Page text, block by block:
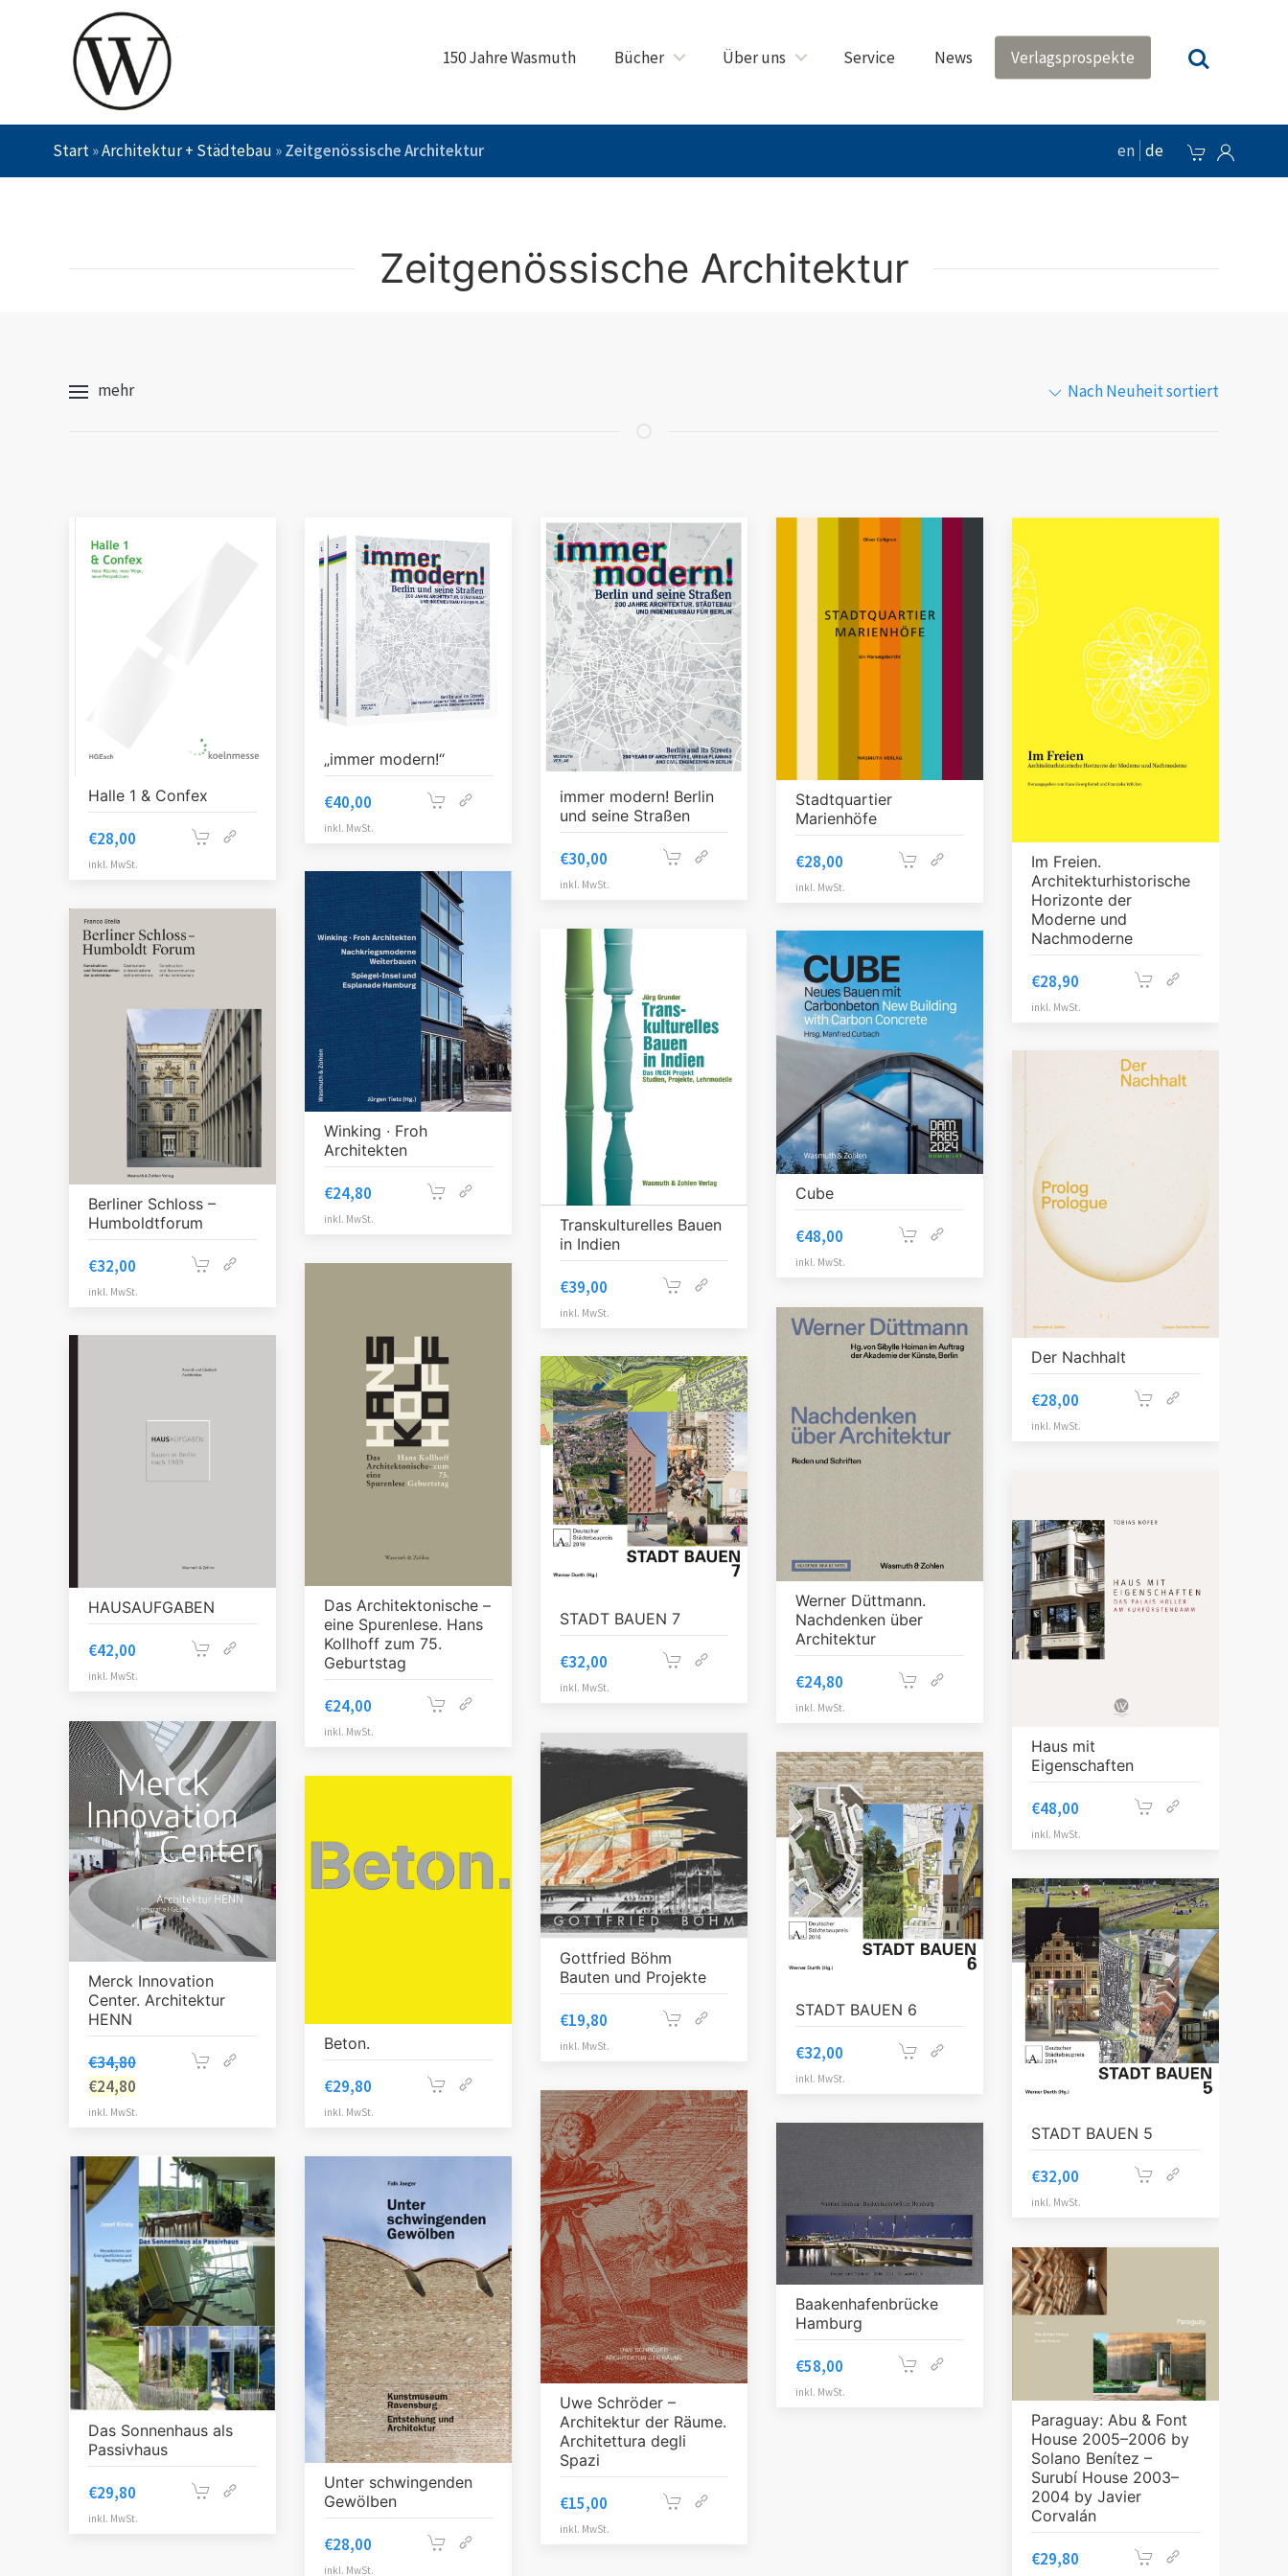
150 Jahre Wasmuth Bücher Über uns Service News Verlagsprospekte
Start»Architektur + Städtebau »Zeitgenössische Architektur en de
Zeitgenössische Architektur
Nach Neuheit sortiert
mehr
Halle 1 & Confex
€28,00
inkl. MwSt.
„immer modern!“
€40,00
inkl. MwSt.
immer modern! Berlin
und seine Straßen
€30,00
inkl. MwSt.
Stadtquartier
Marienhöfe
€28,00
inkl. MwSt.
Im Freien.
Architekturhistorische
Horizonte der
Moderne und
Nachmoderne
€28,90
inkl. MwSt.
Winking ∙ Froh
Architekten
€24,80
inkl. MwSt.
Berliner Schloss –
Humboldtforum
€32,00
inkl. MwSt.
Transkulturelles Bauen
in Indien
€39,00
inkl. MwSt.
Cube
€48,00
inkl. MwSt.
Der Nachhalt
€28,00
inkl. MwSt.
Das Architektonische –
eine Spurenlese. Hans
Kollhoff zum 75.
Geburtstag
€24,00
inkl. MwSt.
Werner Düttmann.
Nachdenken über
Architektur
€24,80
inkl. MwSt.
HAUSAUFGABEN
€42,00
inkl. MwSt.
STADT BAUEN 7
€32,00
inkl. MwSt.
Haus mit
Eigenschaften
€48,00
inkl. MwSt.
Merck Innovation
Center. Architektur
HENN
€34,80
€24,80
inkl. MwSt.
Gottfried Böhm
Bauten und Projekte
€19,80
inkl. MwSt.
STADT BAUEN 6
€32,00
inkl. MwSt.
Beton.
€29,80
inkl. MwSt.
STADT BAUEN 5
€32,00
inkl. MwSt.
Uwe Schröder –
Architektur der Räume.
Architettura degli
Spazi
€15,00
inkl. MwSt.
Baakenhafenbrücke
Hamburg
€58,00
inkl. MwSt.
Das Sonnenhaus als
Passivhaus
€29,80
inkl. MwSt.
Unter schwingenden
Gewölben
€28,00
inkl. MwSt.
Paraguay: Abu & Font
House 2005–2006 by
Solano Benítez –
Surubí House 2003–
2004 by Javier
Corvalán
€29,80